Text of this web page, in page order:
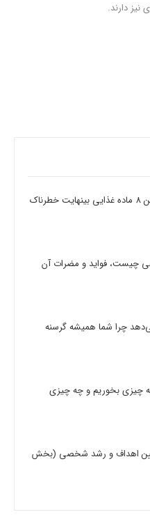
نیز دارند.
مصرف بیش از حد این 8 ماده غذایی بینهایت خطرناک
چیست، فواید و مضرات آن
چرا شما همیشه گرسنه
چیزی بخوریم و چه چیزی
اهداف و رشد شخصی (بخش